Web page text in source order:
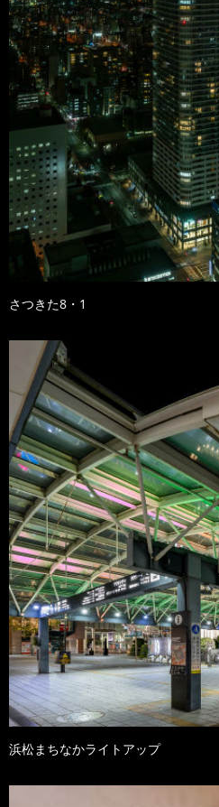
さつきた8・1
浜松まちなかライトアップ